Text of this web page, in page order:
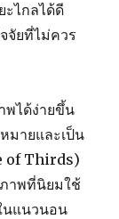
ะไกลได้ดี
จัยที่ไม่ควร
พได้ง่ายขึ้น
มายและเป็น
of Thirds)
าพที่นิยมใช้
นแนวนอน